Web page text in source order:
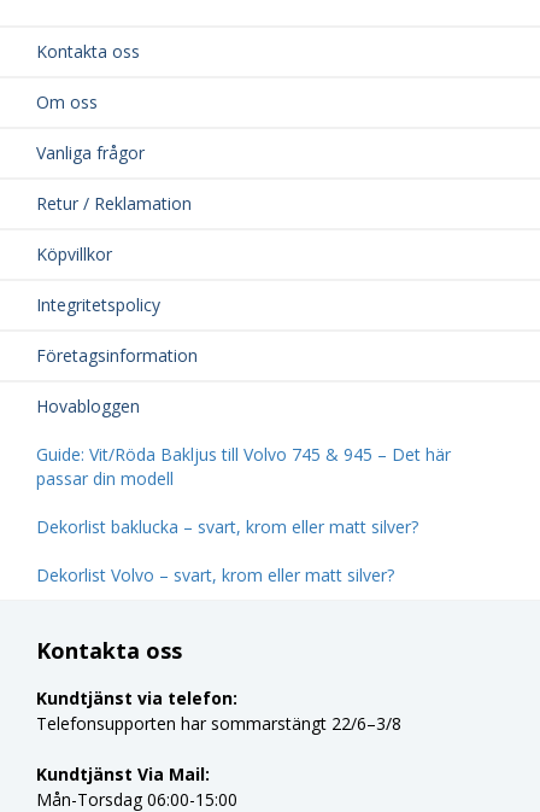
Kontakta oss
Om oss
Vanliga frågor
Retur / Reklamation
Köpvillkor
Integritetspolicy
Företagsinformation
Hovabloggen
Guide: Vit/Röda Bakljus till Volvo 745 & 945 – Det här
passar din modell
Dekorlist baklucka – svart, krom eller matt silver?
Dekorlist Volvo – svart, krom eller matt silver?
Kontakta oss
Kundtjänst via telefon:
Telefonsupporten har sommarstängt 22/6–3/8
Kundtjänst Via Mail:
Mån-Torsdag 06:00-15:00